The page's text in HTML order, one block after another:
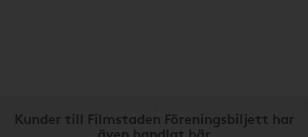
Kunder till Filmstaden Föreningsbiljett har
även handlat här